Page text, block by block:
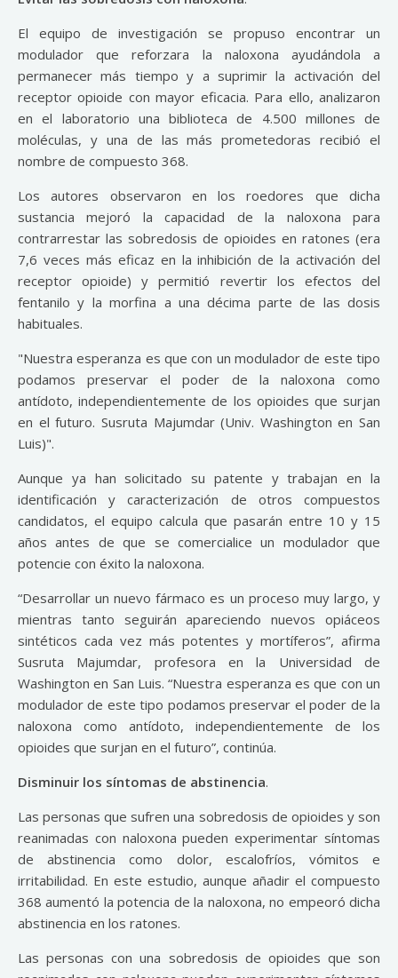
El equipo de investigación se propuso encontrar un
modulador que reforzara la naloxona ayudándola a
permanecer más tiempo y a suprimir la activación del
receptor opioide con mayor eficacia. Para ello, analizaron
en el laboratorio una biblioteca de 4.500 millones de
moléculas, y una de las más prometedoras recibió el
nombre de compuesto 368.
Los autores observaron en los roedores que dicha
sustancia mejoró la capacidad de la naloxona para
contrarrestar las sobredosis de opioides en ratones (era
7,6 veces más eficaz en la inhibición de la activación del
receptor opioide) y permitió revertir los efectos del
fentanilo y la morfina a una décima parte de las dosis
habituales.
"Nuestra esperanza es que con un modulador de este tipo
podamos preservar el poder de la naloxona como
antídoto, independientemente de los opioides que surjan
en el futuro. Susruta Majumdar (Univ. Washington en San
Luis)".
Aunque ya han solicitado su patente y trabajan en la
identificación y caracterización de otros compuestos
candidatos, el equipo calcula que pasarán entre 10 y 15
años antes de que se comercialice un modulador que
potencie con éxito la naloxona.
“Desarrollar un nuevo fármaco es un proceso muy largo, y
mientras tanto seguirán apareciendo nuevos opiáceos
sintéticos cada vez más potentes y mortíferos”, afirma
Susruta Majumdar, profesora en la Universidad de
Washington en San Luis. “Nuestra esperanza es que con un
modulador de este tipo podamos preservar el poder de la
naloxona como antídoto, independientemente de los
opioides que surjan en el futuro”, continúa.
Disminuir los síntomas de abstinencia.
Las personas que sufren una sobredosis de opioides y son
reanimadas con naloxona pueden experimentar síntomas
de abstinencia como dolor, escalofríos, vómitos e
irritabilidad. En este estudio, aunque añadir el compuesto
368 aumentó la potencia de la naloxona, no empeoró dicha
abstinencia en los ratones.
Las personas con una sobredosis de opioides que son